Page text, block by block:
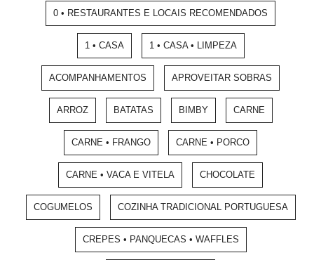
0 • RESTAURANTES E LOCAIS RECOMENDADOS
1 • CASA 1 • CASA • LIMPEZA
ACOMPANHAMENTOS APROVEITAR SOBRAS
ARROZ BATATAS BIMBY CARNE
CARNE • FRANGO CARNE • PORCO
CARNE • VACA E VITELA CHOCOLATE
COGUMELOS COZINHA TRADICIONAL PORTUGUESA
CREPES • PANQUECAS • WAFFLES